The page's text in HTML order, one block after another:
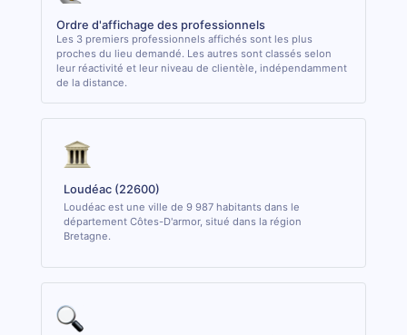
Ordre d'affichage des professionnels
Les 3 premiers professionnels affichés sont les plus
proches du lieu demandé. Les autres sont classés selon
leur réactivité et leur niveau de clientèle, indépendamment
de la distance.
Loudéac (22600)
Loudéac est une ville de 9 987 habitants dans le
département Côtes-D'armor, situé dans la région
Bretagne.